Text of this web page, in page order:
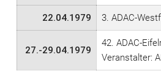
22.04.1979 3. ADAC-
27.-29.04.1979
42. ADAC-
Veranstalter: